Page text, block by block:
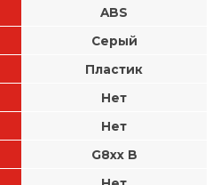
ABS
Серый
Пластик
Нет
Нет
G8xx B